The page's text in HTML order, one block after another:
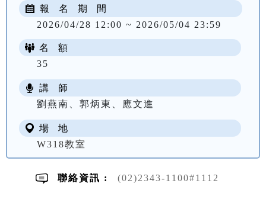
報 名 期 間
2026/04/28 12:00 ~ 2026/05/04 23:59
名 額
35
講 師
劉燕南、郭炳東、應文進
場 地
W318教室
聯絡資訊 : (02)2343-1100#1112